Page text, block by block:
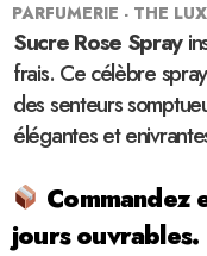
PARFUMERIE - THE
Sucre Rose Spray
frais. Ce célèbre
des senteurs
élégantes et
Commandez
jours ouvrables.